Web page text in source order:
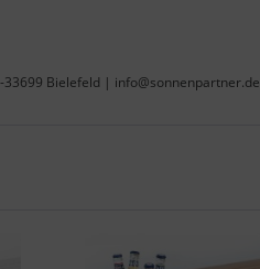
Bielefeld | info@sonnenpartner.de